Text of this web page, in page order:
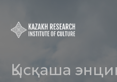
Қысқаша